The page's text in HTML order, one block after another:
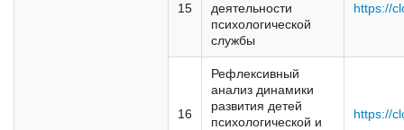
15
деятельности
психологической
службы
https://
16
Рефлексивный
анализ динамики
развития детей
психологической и
https://